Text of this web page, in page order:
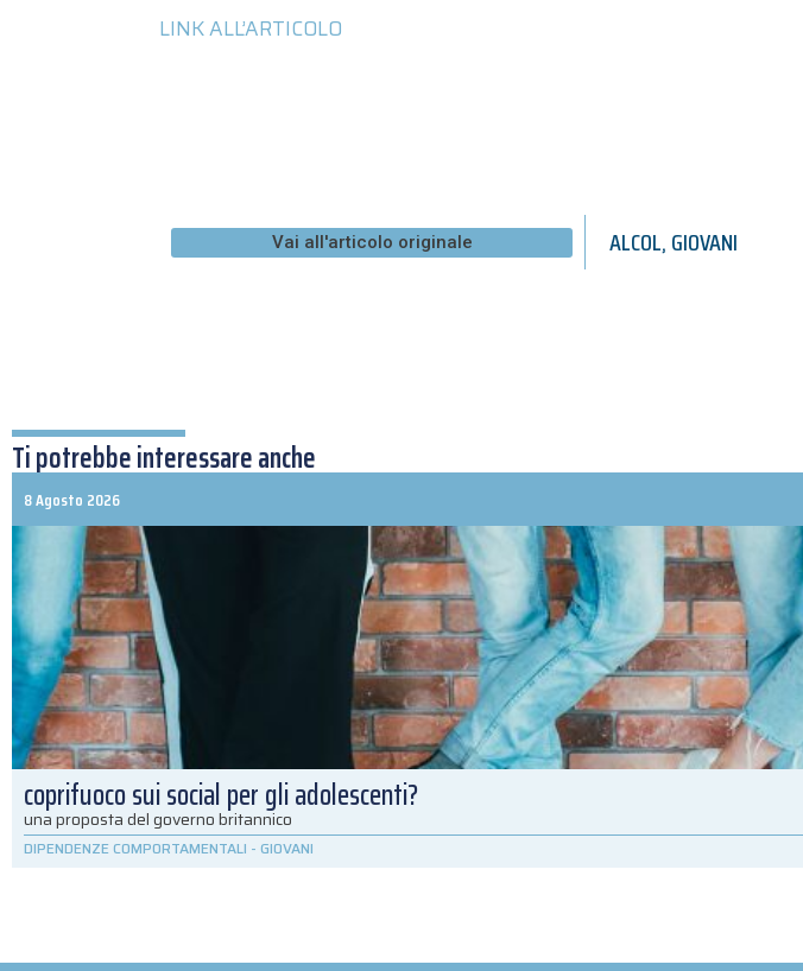
LINK ALL’ARTICOLO
Vai all'articolo originale ALCOL,GIOVANI
Ti potrebbe interessare anche
8 Agosto 2026
coprifuoco sui social per gli adolescenti?
una proposta del governo britannico
DIPENDENZE COMPORTAMENTALI - GIOVANI